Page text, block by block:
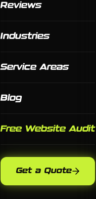
Reviews
Industries
Service Areas
Blog
Free Website Audit
Get a Quote